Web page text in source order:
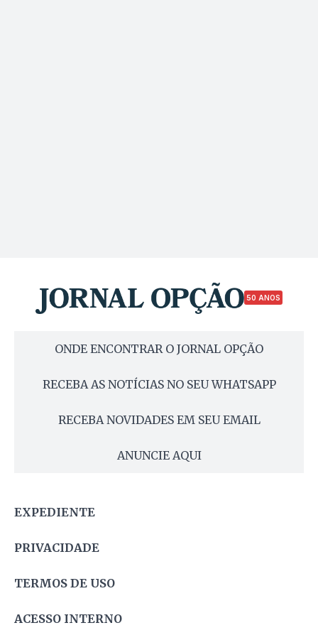
50 ANOS
ONDE ENCONTRAR O JORNAL OPÇÃO
RECEBA AS NOTÍCIAS NO SEU WHATSAPP
RECEBA NOVIDADES EM SEU EMAIL
ANUNCIE AQUI
EXPEDIENTE
PRIVACIDADE
TERMOS DE USO
ACESSO INTERNO